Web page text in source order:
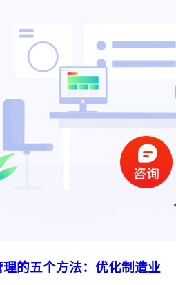
的五个方法：优化制造业